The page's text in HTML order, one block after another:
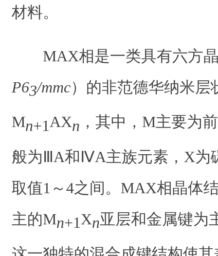
材料。
MAX相是一类具有六方
P63/mmc）的非范德华纳米
Mn+1AXn ，其中，M主要为
般为ⅢA和ⅣA主族元素，X为
取值1～4之间。MAX相晶体
主的Mn+1Xn亚层和金属键为